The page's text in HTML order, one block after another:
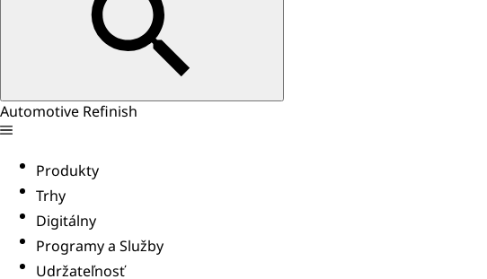
Automotive Refinish
Produkty
Trhy
Digitálny
Programy a Služby
Udržateľnosť